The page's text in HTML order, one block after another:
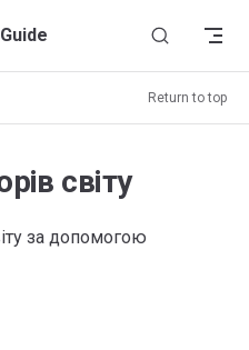
Return to top
світу
за допомогою